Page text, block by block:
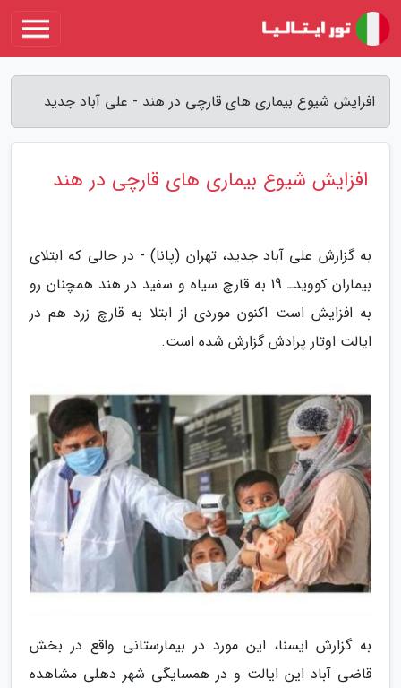
افزایش شیوع بیماری های قارچی در هند - علی آباد جدید
افزایش شیوع بیماری های قارچی در هند
به گزارش علی آباد جدید، تهران (پانا) - در حالی که ابتلای
بیماران کوویدـ 19 به قارچ سیاه و سفید در هند همچنان رو
به افزایش است اکنون موردی از ابتلا به قارچ زرد هم در
ایالت اوتار پرادش گزارش شده است.
به گزارش ایسنا، این مورد در بیمارستانی واقع در بخش
قاضی آباد این ایالت و در همسایگی شهر دهلی مشاهده